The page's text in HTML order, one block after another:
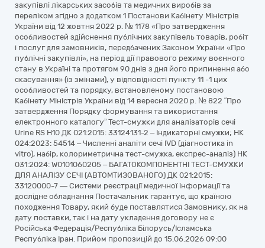
закупівлі лікарських засобів та медичних виробів за
переліком згідно з додатком 1 Постанови Кабінету Міністрів
України від 12 жовтня 2022 р. № 1178 «Про затвердження
особливостей здійснення публічних закупівель товарів, робіт
і послуг для замовників, передбачених Законом України «Про
публічні закупівлі», на період дії правового режиму воєнного
стану в Україні та протягом 90 днів з дня його припинення або
скасування» (із змінами), у відповідності пункту 11 -1 цих
особливостей та порядку, встановленому постановою
Кабінету Міністрів України від 14 вересня 2020 р. № 822 “Про
затвердження Порядку формування та використання
електронного каталогу” Тест-смужки для аналізаторів сечі
Urine RS H10 ДК 021:2015: 33124131-2 – Індикаторні смужки; НК
024:2023: 54514 – Численні аналіти сечі IVD (діагностика in
vitro), набір, колориметрична тест-смужка, експрес-аналіз) НК
031:2024: W0101060205 – БАГАТОКОМПОНЕНТНІ ТЕСТ-СМУЖКИ
ДЛЯ АНАЛІЗУ СЕЧІ (АВТОМТИЗОВАНОГО) ДК 021:2015:
33120000-7 — Системи реєстрації медичної інформації та
дослідне обладнання Постачальник гарантує, що країною
походження Товару, який буде поставлятися Замовнику, як на
дату поставки, так і на дату укладення договору не є
Російська Федерація/Республіка Білорусь/Ісламська
Республіка Іран. Прийом пропозицій до 15.06.2026 09:00